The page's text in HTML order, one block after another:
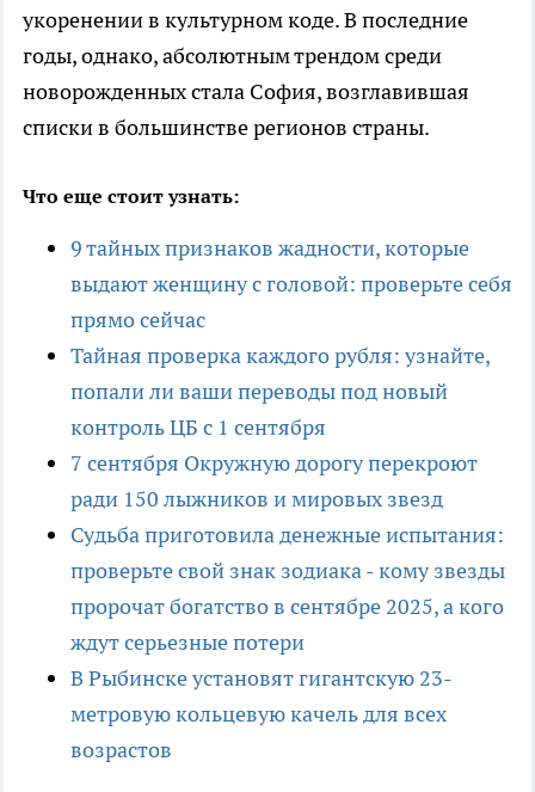
укоренении в культурном коде. В последние
годы, однако, абсолютным трендом среди
новорожденных стала София, возглавившая
списки в большинстве регионов страны.
Что еще стоит узнать:
9 тайных признаков жадности, которые
выдают женщину с головой: проверьте себя
прямо сейчас
Тайная проверка каждого рубля: узнайте,
попали ли ваши переводы под новый
контроль ЦБ с 1 сентября
7 сентября Окружную дорогу перекроют
ради 150 лыжников и мировых звезд
Судьба приготовила денежные испытания:
проверьте свой знак зодиака - кому звезды
пророчат богатство в сентябре 2025, а кого
ждут серьезные потери
В Рыбинске установят гигантскую 23-
метровую кольцевую качель для всех
возрастов